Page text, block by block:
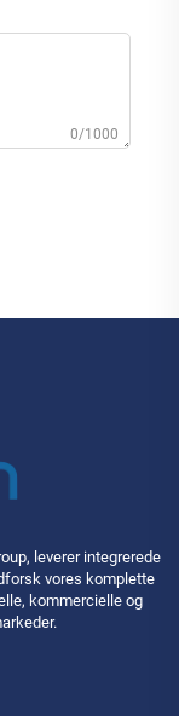
0/1000
leverer integrerede
vores komplette
kommercielle og